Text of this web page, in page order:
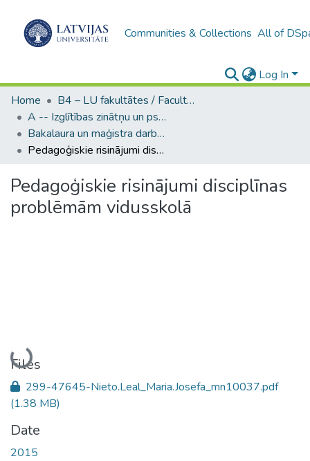
Communities & Collections All of
Log In
Home
B4 – LU fakultātes / Faculties of the UL
A -- Izglītības zinātņu un psiholoģijas fakultāte / Faculty of Education Sciences and Psychology
Bakalaura un maģistra darbi (PPMF) / Bachelor's and Master's theses
Pedagoģiskie risinājumi disciplīnas problēmām vidusskolā
Pedagoģiskie risinājumi disciplīnas
problēmām vidusskolā
Loading...
Files
299-47645-Nieto.Leal_Maria.Josefa_mn10037.pdf
(1.38 MB)
Date
2015